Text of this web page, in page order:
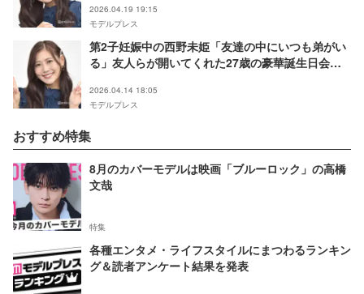
2026.04.19 19:15
モデルプレス
第2子妊娠中の西野未姫「友達の中にいつも弟がい
る」友人らが開いてくれた27歳の豪華誕生日会公
2026.04.14 18:05
モデルプレス
おすすめ特集
8月のカバーモデルは映画「ブルーロック」の高橋
文哉
特集
各種エンタメ・ライフスタイルにまつわるランキン
グ＆読者アンケート結果を発表